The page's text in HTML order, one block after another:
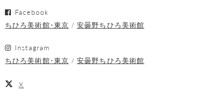
Facebook
ちひろ美術館･東京
安曇野ちひろ美術館
Instagram
ちひろ美術館･東京
安曇野ちひろ美術館
X